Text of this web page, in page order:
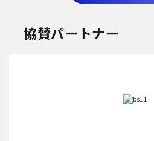
協賛パートナー